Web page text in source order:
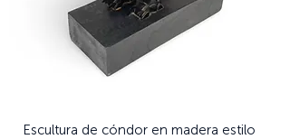
Escultura de cóndor en madera estilo